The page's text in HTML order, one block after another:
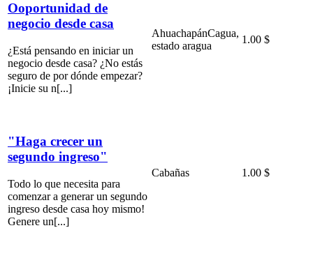
Ooportunidad de
negocio desde casa
¿Está pensando en iniciar un
negocio desde casa? ¿No estás
seguro de por dónde empezar?
¡Inicie su n[...]
AhuachapánCagua,
estado aragua
1.00 $
"Haga crecer un
segundo ingreso"
Todo lo que necesita para
comenzar a generar un segundo
ingreso desde casa hoy mismo!
Genere un[...]
Cabañas 1.00 $